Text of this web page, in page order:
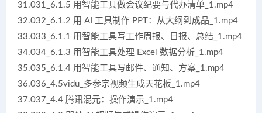
31.031_6.1.5 用智能工具做会议纪要与代办清单_1.mp4
32.032_6.1.2 用 AI 工具制作 PPT：从大纲到成品_1.mp4
33.033_6.1.1 用智能工具写工作周报、日报、总结_1.mp4
34.034_6.1.3 用智能工具处理 Excel 数据分析_1.mp4
35.035_6.1.4 用智能工具写邮件、通知、方案_1.mp4
36.036_4.5vidu_多参宗视频生成天花板_1.mp4
37.037_4.4 腾讯混元：操作演示_1.mp4